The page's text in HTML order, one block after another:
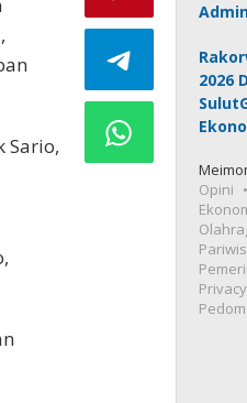
Sario,
2026
Opini